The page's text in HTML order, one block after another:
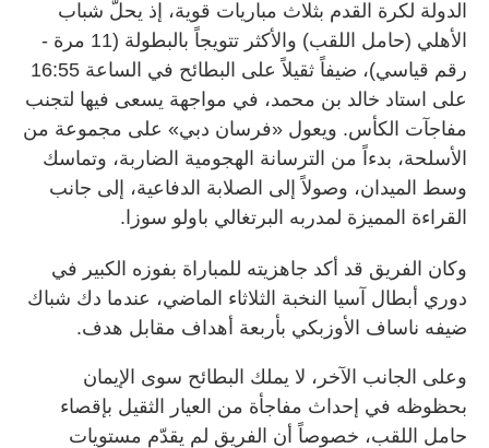
الدولة لكرة القدم بثلاث مباريات قوية، إذ يحلّ شباب
الأهلي (حامل اللقب) والأكثر تتويجاً بالبطولة (11 مرة -
رقم قياسي)، ضيفاً ثقيلاً على البطائح في الساعة 16:55
على استاد خالد بن محمد، في مواجهة يسعى فيها لتجنب
مفاجآت الكأس. ويعول «فرسان دبي» على مجموعة من
الأسلحة، بدءاً من الترسانة الهجومية الضاربة، وتماسك
وسط الميدان، وصولاً إلى الصلابة الدفاعية، إلى جانب
القراءة المميزة لمدربه البرتغالي باولو سوزا.
وكان الفريق قد أكد جاهزيته للمباراة بفوزه الكبير في
دوري أبطال آسيا النخبة الثلاثاء الماضي، عندما دك شباك
ضيفه ناساف الأوزبكي بأربعة أهداف مقابل هدف.
وعلى الجانب الآخر، لا يملك البطائح سوى الإيمان
بحظوظه في إحداث مفاجأة من العيار الثقيل بإقصاء
حامل اللقب، خصوصاً أن الفريق لم يقدّم مستويات